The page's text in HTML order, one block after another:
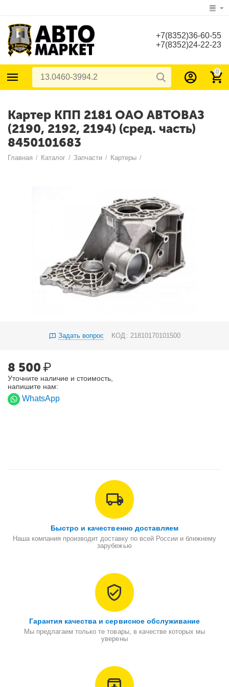
+7(8352)36-60-55
+7(8352)24-22-23
0
Картер КПП 2181 ОАО АВТОВАЗ
(2190, 2192, 2194) (сред. часть)
8450101683
Главная / Каталог / Запчасти / Картеры /
Задать вопрос КОД: 21810170101500
8 500₽
Уточните наличие и стоимость,
напишите нам:
WhatsApp
Быстро и качественно доставляем
Наша компания производит доставку по всей России и ближнему
зарубежью
Гарантия качества и сервисное обслуживание
Мы предлагаем только те товары, в качестве которых мы
уверены